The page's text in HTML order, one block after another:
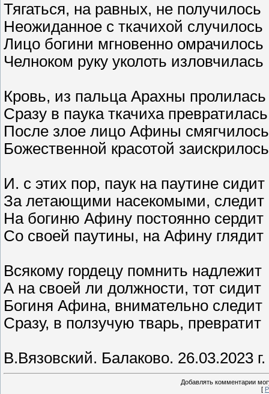
Тягаться, на равных, не получилось
Неожиданное с ткачихой случилось
Лицо богини мгновенно омрачилось
Челноком руку уколоть изловчилась
Кровь, из пальца Арахны пролилась
Сразу в паука ткачиха превратилась
После злое лицо Афины смягчилось
Божественной красотой заискрилось
И. с этих пор, паук на паутине сидит
За летающими насекомыми, следит
На богиню Афину постоянно сердит
Со своей паутины, на Афину глядит
Всякому гордецу помнить надлежит
А на своей ли должности, тот сидит
Богиня Афина, внимательно следит
Сразу, в ползучую тварь, превратит
В.Вязовский. Балаково. 26.03.2023 г.
Добавлять комментарии
[